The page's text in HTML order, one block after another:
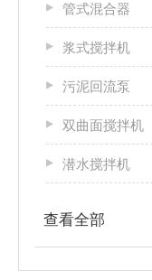
管式混合器
浆式搅拌机
污泥回流泵
双曲面搅拌机
潜水搅拌机
查看全部